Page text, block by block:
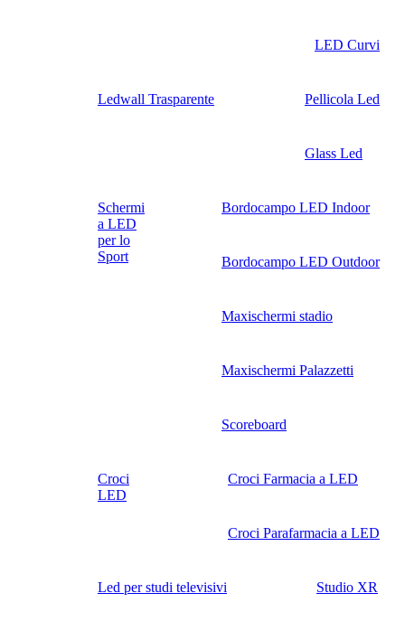
LED Curvi
Ledwall Trasparente Pellicola Led
Glass Led
Schermi
a LED
per lo
Sport
Bordocampo LED Indoor
Bordocampo LED Outdoor
Maxischermi stadio
Maxischermi Palazzetti
Scoreboard
Croci
LED
Croci Farmacia a LED
Croci Parafarmacia a LED
Led per studi televisivi Studio XR